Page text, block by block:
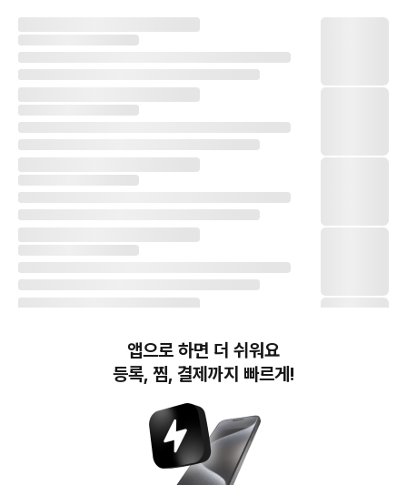
번개장터(주) 사업자정보, 이용약관 및 기타 법적고지
번개장터㈜는 통신판매중개자이며, 통신판매의 당사자가 아닙니다. 전자상거래 등에서의
앱으로 하면 더 쉬워요
등록, 찜, 결제까지 빠르게!